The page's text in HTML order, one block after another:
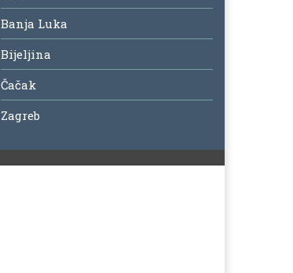
Banja Luka
Bijeljina
Čačak
Zagreb